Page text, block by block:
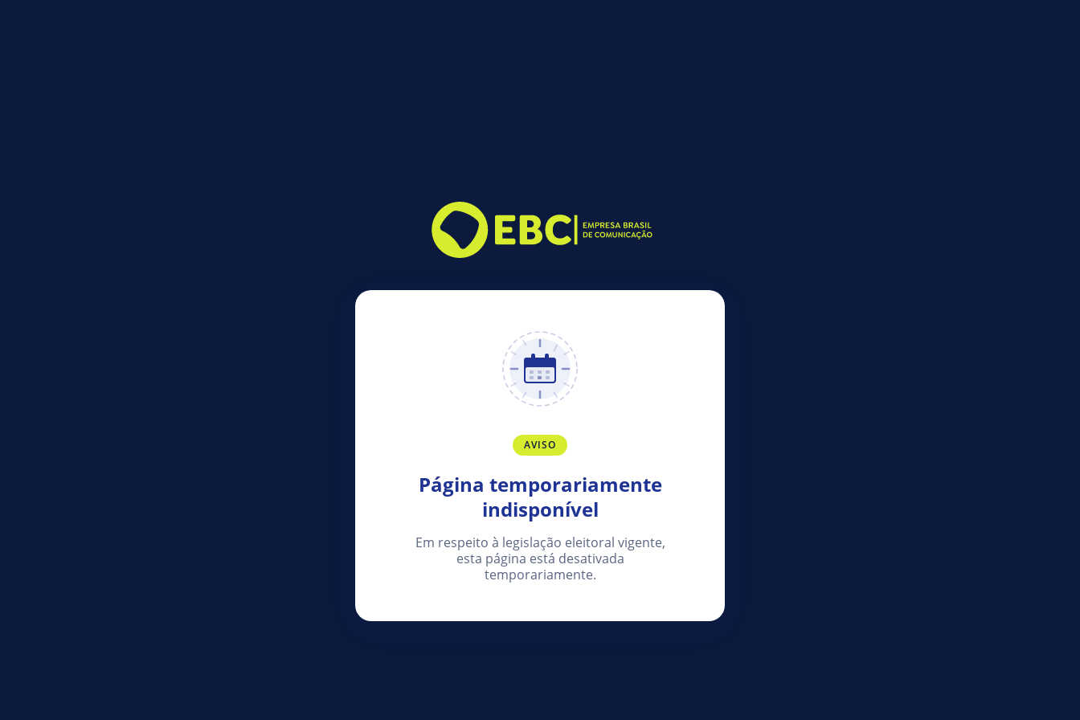
AVISO
Página temporariamente
indisponível
Em respeito à legislação eleitoral vigente,
esta página está desativada
temporariamente.